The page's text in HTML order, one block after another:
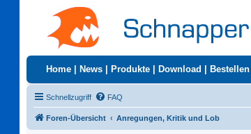
Home News Produkte Download Bestellen
Schnellzugriff FAQ
Foren-Übersicht Anregungen, Kritik und Lob